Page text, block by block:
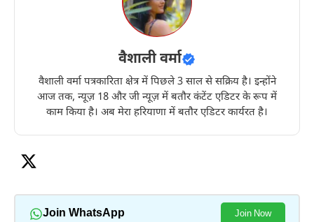
वैशाली वर्मा
वैशाली वर्मा पत्रकारिता क्षेत्र में पिछले 3 साल से सक्रिय है। इन्होंने
आज तक, न्यूज़ 18 और जी न्यूज़ में बतौर कंटेंट एडिटर के रूप में
काम किया है। अब मेरा हरियाणा में बतौर एडिटर कार्यरत है।
Join WhatsApp Join Now